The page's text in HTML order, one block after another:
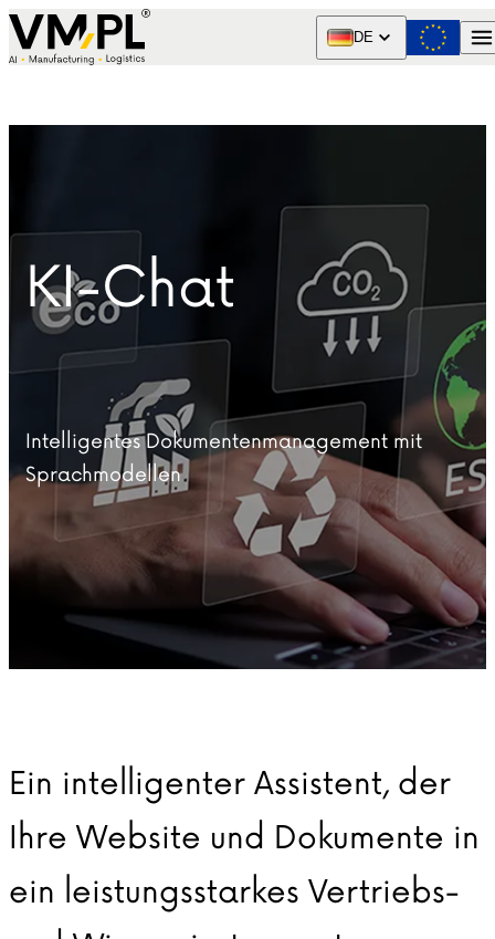
Skip to content
DE
KI-Chat
Intelligentes Dokumentenmanagement mit
Sprachmodellen
Ein intelligenter Assistent, der
Ihre Website und Dokumente in
ein leistungsstarkes Vertriebs-